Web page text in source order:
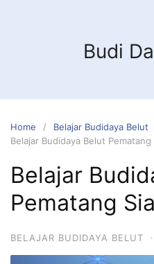
Budi
Home
Belajar Budidaya Belut
Belajar Budidaya Belut Pematang
Belajar
Pematang
BELAJAR BUDIDAYA BELUT ·